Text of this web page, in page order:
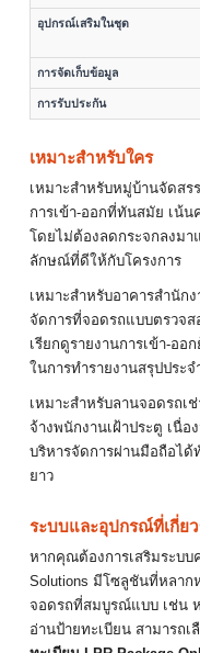
อุปกรณ์เสริมในชุด
การจัดเก็บข้อมูล
การรับประกัน
เหมาะสำหรับใคร
เหมาะสำหรับหมู่บ้านจัดส
การเข้า-ออกที่ทันสมัย เน้
โดยไม่ต้องลดกระจกลงม
ลักษณ์ที่ดีให้กับโครงการ
เหมาะสำหรับอาคารสำนัก
จัดการที่จอดรถแบบตรวจส
เรียกดูรายงานการเข้า-อ
ในการทำรายงานสรุปประ
เหมาะสำหรับลานจอดรถ
จ้างพนักงานเฝ้าประตู เนื่
บริหารจัดการผ่านมือถือไ
ยาว
ระบบและอุปกรณ์ที่เกี่ย
หากคุณต้องการเสริมระบบ
Solutions มีโซลูชันที่หลาก
จอดรถที่สมบูรณ์แบบ เช่น ห
อ่านป้ายทะเบียน สามารถเ